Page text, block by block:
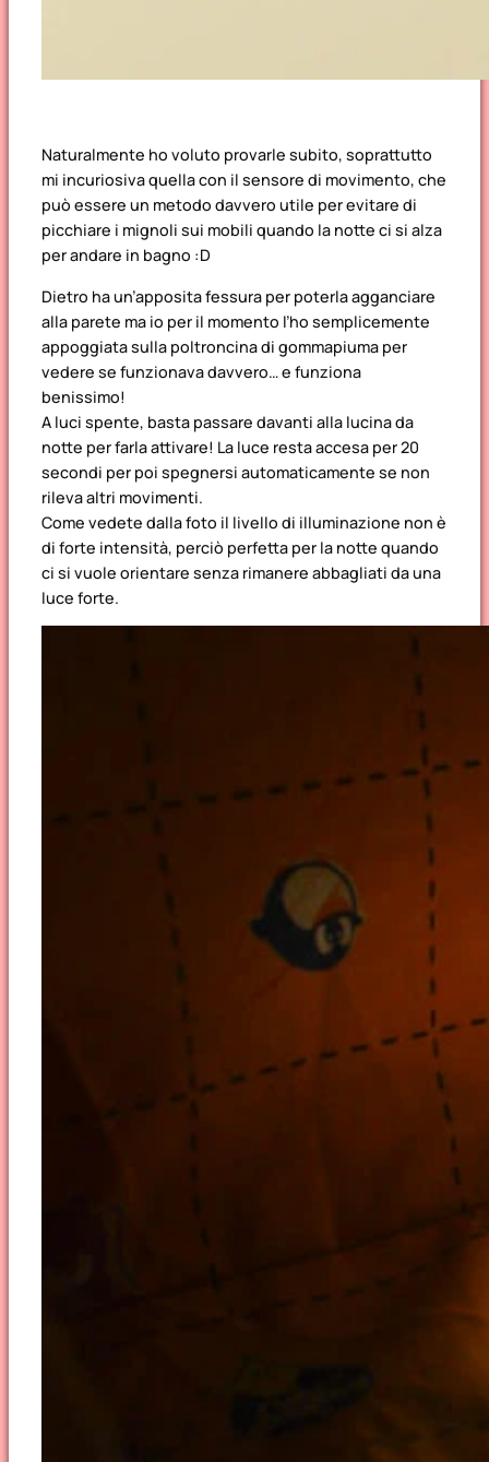
Naturalmente ho voluto provarle subito, soprattutto
mi incuriosiva quella con il sensore di movimento, che
può essere un metodo davvero utile per evitare di
picchiare i mignoli sui mobili quando la notte ci si alza
per andare in bagno :D
Dietro ha un’apposita fessura per poterla agganciare
alla parete ma io per il momento l’ho semplicemente
appoggiata sulla poltroncina di gommapiuma per
vedere se funzionava davvero… e funziona
benissimo!
A luci spente, basta passare davanti alla lucina da
notte per farla attivare! La luce resta accesa per 20
secondi per poi spegnersi automaticamente se non
rileva altri movimenti.
Come vedete dalla foto il livello di illuminazione non è
di forte intensità, perciò perfetta per la notte quando
ci si vuole orientare senza rimanere abbagliati da una
luce forte.